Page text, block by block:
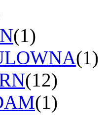
(1)
(1)
(12)
(1)